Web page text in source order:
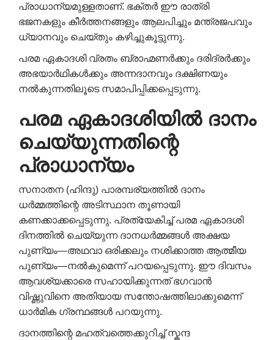
പ്രാധാന്യമുള്ളതാണ്. ഭക്തർ ഈ രാത്രി
ഭജനകളും കീർത്തനങ്ങളും ആലപിച്ചും മന്ത്രജപവും
ധ്യാനവും ചെയ്തും കഴിച്ചുകൂട്ടുന്നു.
പരമ ഏകാദശി വ്രതം ബ്രാഹ്മണർക്കും ദരിദ്രർക്കും
അഭയാർഥികൾക്കും അന്നദാനവും ദക്ഷിണയും
നൽകുന്നതിലൂടെ സമാപിപ്പിക്കപ്പെടുന്നു.
പരമ ഏകാദശിയിൽ ദാനം
ചെയ്യുന്നതിന്റെ
പ്രാധാന്യം
സനാതന (ഹിന്ദു) പാരമ്പര്യത്തിൽ ദാനം
ധർമ്മത്തിന്റെ അടിസ്ഥാന തൂണായി
കണക്കാക്കപ്പെടുന്നു. പ്രത്യേകിച്ച് പരമ ഏകാദശി
ദിനത്തിൽ ചെയ്യുന്ന ദാനധർമ്മങ്ങൾ അക്ഷയ
പുണ്യം—അഥവാ ഒരിക്കലും നശിക്കാത്ത ആത്മീയ
പുണ്യം—നൽകുമെന്ന് പറയപ്പെടുന്നു. ഈ ദിവസം
ആവശ്യക്കാരെ സഹായിക്കുന്നത് ഭഗവാൻ
വിഷ്ണുവിനെ അതിയായ സന്തോഷത്തിലാക്കുമെന്ന്
ധാർമിക ഗ്രന്ഥങ്ങൾ പറയുന്നു.
ദാനത്തിന്റെ മഹത്വത്തെക്കുറിച്ച് സ്കന്ദ